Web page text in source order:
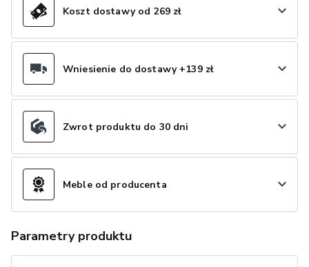
Koszt dostawy od 269 zł
Wniesienie do dostawy +139 zł
Zwrot produktu do 30 dni
Meble od producenta
Parametry produktu